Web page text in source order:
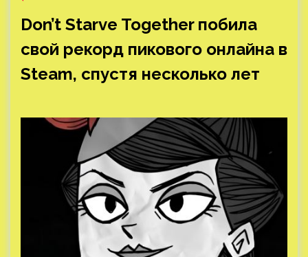
Don’t Starve Together побила
свой рекорд пикового онлайна в
Steam, спустя несколько лет